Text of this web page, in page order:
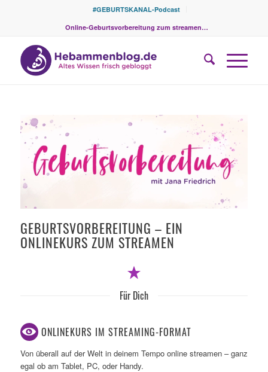
#GEBURTSKANAL-Podcast
Online-Geburtsvorbereitung zum streamen…
GEBURTSVORBEREITUNG – EIN
ONLINEKURS ZUM STREAMEN
Für Dich
ONLINEKURS IM STREAMING-FORMAT
Von überall auf der Welt in deinem Tempo online streamen – ganz
egal ob am Tablet, PC, oder Handy.